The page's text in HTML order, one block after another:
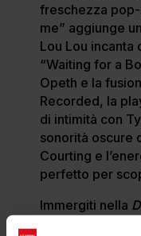
freschezza
me” aggiunge
Lou Lou incanta
“Waiting for a
Opeth e la
Recorded, la
di intimità con
sonorità oscure
Courting e
perfetto per
Immergiti nella